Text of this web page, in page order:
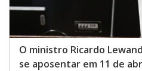
O ministro Ricardo
se aposentar em 11 de